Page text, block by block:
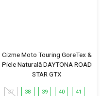
Cizme Moto Touring GoreTex &
Piele Naturală DAYTONA ROAD
STAR GTX
37 38 39 40 41